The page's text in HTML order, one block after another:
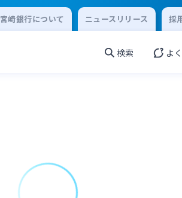
宮崎銀行について ニュースリリース 採
検索 よ